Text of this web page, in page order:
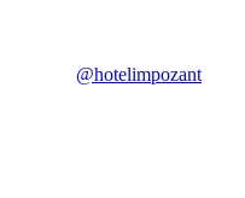
@hotelimpozant